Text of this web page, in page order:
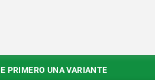
PRIMERO UNA VARIANTE